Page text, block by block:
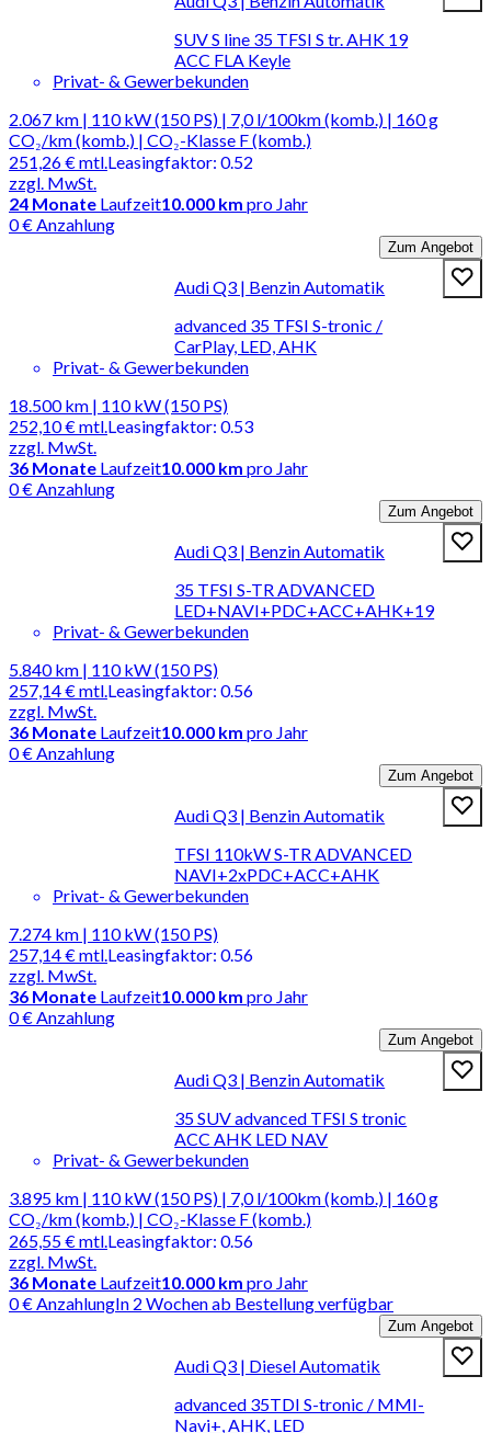
SUV S line 35 TFSI S tr. AHK 19
ACC FLA Keyle
Privat- & Gewerbekunden
2.067 km | 110 kW (150 PS) | 7,0 l/100km (komb.) | 160 g
CO₂/km (komb.) | CO₂-Klasse F (komb.)
251,26 €mtl.
zzgl. MwSt.
Leasingfaktor: 0.52
24 Monate Laufzeit10.000 km pro Jahr
0 € Anzahlung
Zum Angebot
Audi Q3 | Benzin Automatik
advanced 35 TFSI S-tronic /
CarPlay, LED, AHK
Privat- & Gewerbekunden
18.500 km | 110 kW (150 PS)
252,10 €mtl.
zzgl. MwSt.
Leasingfaktor: 0.53
36 Monate Laufzeit10.000 km pro Jahr
0 € Anzahlung
Zum Angebot
Audi Q3 | Benzin Automatik
35 TFSI S-TR ADVANCED
LED+NAVI+PDC+ACC+AHK+19
Privat- & Gewerbekunden
5.840 km | 110 kW (150 PS)
257,14 €mtl.
zzgl. MwSt.
Leasingfaktor: 0.56
36 Monate Laufzeit10.000 km pro Jahr
0 € Anzahlung
Zum Angebot
Audi Q3 | Benzin Automatik
TFSI 110kW S-TR ADVANCED
NAVI+2xPDC+ACC+AHK
Privat- & Gewerbekunden
7.274 km | 110 kW (150 PS)
257,14 €mtl.
zzgl. MwSt.
Leasingfaktor: 0.56
36 Monate Laufzeit10.000 km pro Jahr
0 € Anzahlung
Zum Angebot
Audi Q3 | Benzin Automatik
35 SUV advanced TFSI S tronic
ACC AHK LED NAV
Privat- & Gewerbekunden
3.895 km | 110 kW (150 PS) | 7,0 l/100km (komb.) | 160 g
CO₂/km (komb.) | CO₂-Klasse F (komb.)
265,55 €mtl.
zzgl. MwSt.
Leasingfaktor: 0.56
36 Monate Laufzeit10.000 km pro Jahr
0 € AnzahlungIn 2 Wochen ab Bestellung verfügbar
Zum Angebot
Audi Q3 | Diesel Automatik
advanced 35TDI S-tronic / MMI-
Navi+, AHK, LED